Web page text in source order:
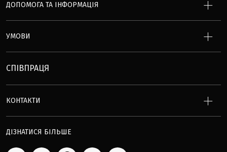
ДОПОМОГА ТА ІНФОРМАЦІЯ
УМОВИ
СПІВПРАЦЯ
КОНТАКТИ
ДІЗНАТИСЯ БІЛЬШЕ